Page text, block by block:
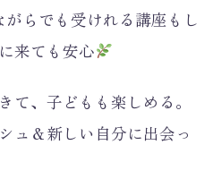
らでも受けれる講座もし
来ても安心
て、子どもも楽しめる。
ュ＆新しい自分に出会っ